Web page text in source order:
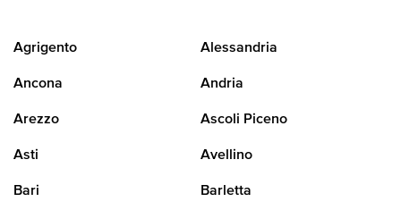
Agrigento Alessandria
Ancona Andria
Arezzo Ascoli Piceno
Asti Avellino
Bari Barletta